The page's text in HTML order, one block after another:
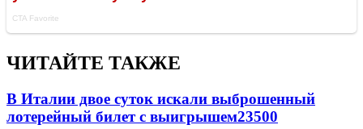
ЧИТАЙТЕ ТАКЖЕ
В Италии двое суток искали выброшенный
лотерейный билет с выигрышем23500